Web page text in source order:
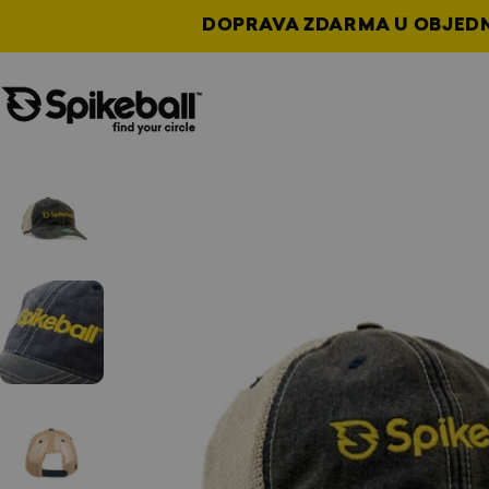
DOPRAVA ZDARMA U
Obchod Spikeball